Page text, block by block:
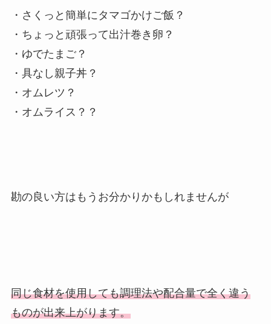
・さくっと簡単にタマゴかけご飯？
・ちょっと頑張って出汁巻き卵？
・ゆでたまご？
・具なし親子丼？
・オムレツ？
・オムライス？？
勘の良い方はもうお分かりかもしれませんが
同じ食材を使用しても調理法や配合量で全く違う
ものが出来上がります。